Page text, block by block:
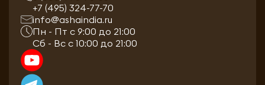
+7 (495) 324-77-70
info@ashaindia.ru
Пн - Пт с 9:00 до 21:00
Сб - Вс с 10:00 до 21:00